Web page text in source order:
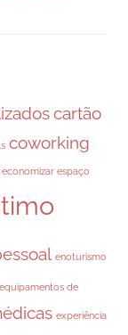
cartão
coworking
economizar espaço
enoturismo
equipamentos de
experiência